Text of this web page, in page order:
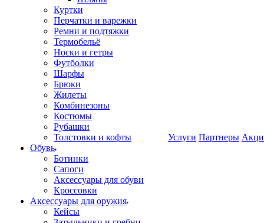
Куртки
Перчатки и варежки
Ремни и подтяжки
Термобельё
Носки и гетры
Футболки
Шарфы
Брюки
Жилеты
Комбинезоны
Костюмы
Рубашки
Толстовки и кофты
Обувь
Ботинки
Сапоги
Аксессуары для обуви
Кроссовки
Аксессуары для оружия
Кейсы
Услуги Партнеры